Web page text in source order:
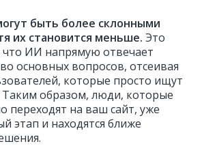
быть более склонными
их становится меньше. Это
что ИИ напрямую отвечает
основных вопросов, отсеивая
которые просто ищут
образом, люди, которые
переходят на ваш сайт, уже
этап и находятся ближе